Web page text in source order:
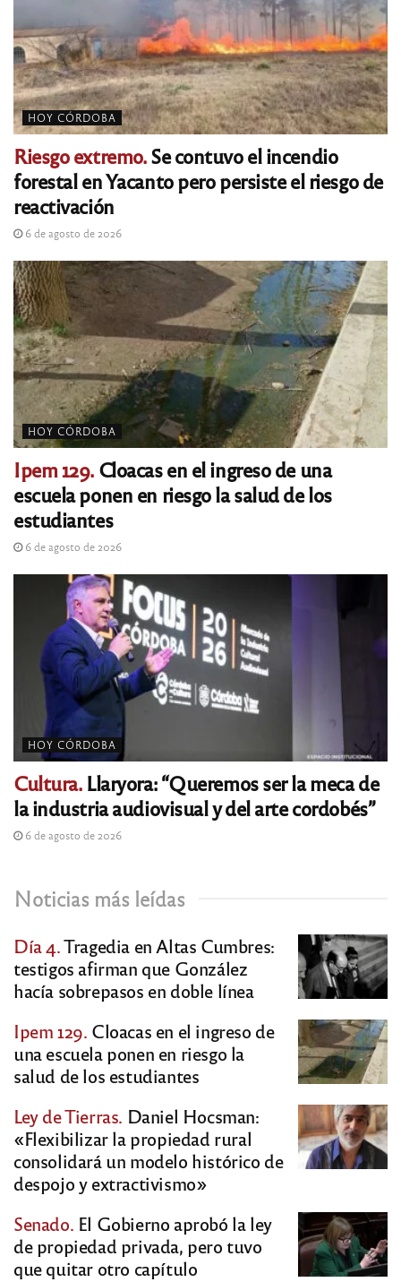
HOY CÓRDOBA
Riesgo extremo.Se contuvo el incendio
forestal en Yacanto pero persiste el riesgo de
reactivación
6 de agosto de 2026
HOY CÓRDOBA
Ipem 129. Cloacas en el ingreso de una
escuela ponen en riesgo la salud de los
estudiantes
6 de agosto de 2026
HOY CÓRDOBA
Cultura.Llaryora: “Queremos ser la meca de
la industria audiovisual y del arte cordobés”
6 de agosto de 2026
Noticias más leídas
Día 4.Tragedia en Altas Cumbres:
testigos afirman que González
hacía sobrepasos en doble línea
Ipem 129. Cloacas en el ingreso de
una escuela ponen en riesgo la
salud de los estudiantes
Ley de Tierras. Daniel Hocsman:
«Flexibilizar la propiedad rural
consolidará un modelo histórico de
despojo y extractivismo»
Senado. El Gobierno aprobó la ley
de propiedad privada, pero tuvo
que quitar otro capítulo